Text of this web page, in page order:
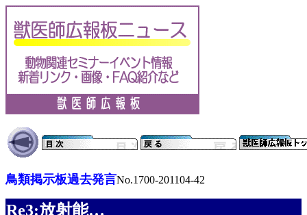
鳥類掲示板過去発言No.1700-201104-42
Re3:放射能…